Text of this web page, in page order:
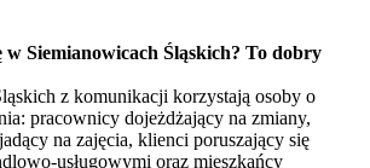
w Siemianowicach Śląskich? To dobry
z komunikacji korzystają osoby o
pracownicy dojeżdżający na zmiany,
na zajęcia, klienci poruszający się
usługowymi oraz mieszkańcy